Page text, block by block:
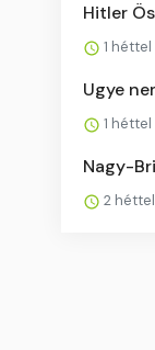
Hitler
1
Ugye
1
Nagy-
2